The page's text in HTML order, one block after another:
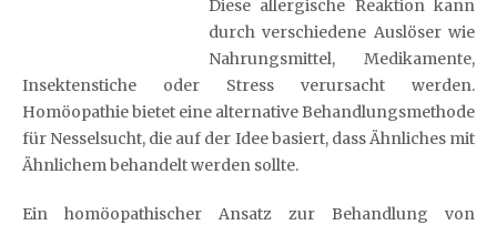
Diese allergische Reaktion kann
durch verschiedene Auslöser wie
Nahrungsmittel, Medikamente,
Insektenstiche oder Stress verursacht werden.
Homöopathie bietet eine alternative Behandlungsmethode
für Nesselsucht, die auf der Idee basiert, dass Ähnliches mit
Ähnlichem behandelt werden sollte.
Ein homöopathischer Ansatz zur Behandlung von